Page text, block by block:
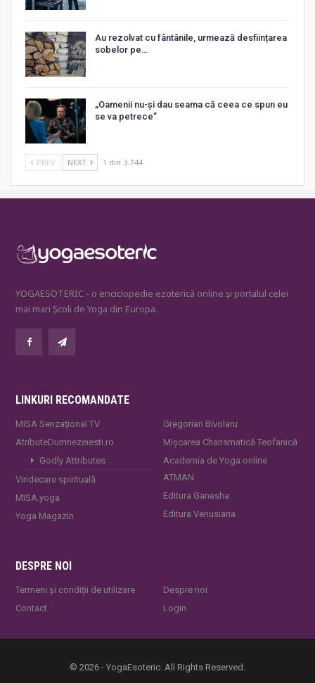
Au rezolvat cu fântânile, urmează desființarea
sobelor pe…
„Oamenii nu-și dau seama că ceea ce spun eu
se va petrece”
PREV NEXT 1 din 3.744
YOGAESOTERIC - o enciclopedie ezoterică online și portalul celei
mai mari Școli de Yoga din Europa.
LINKURI RECOMANDATE
MISA Senzaţional TV
AtributeDumnezeiesti.ro
Godly Attributes
Vindecare spirituală
MISA.yoga
Yoga Magazin
Gregorian Bivolaru
Mișcarea Charismatică Teofanică
Academia de Yoga online
ATMAN
Editura Ganesha
Editura Venusiana
DESPRE NOI
Termeni și condiții de utilizare
Contact
Despre noi
Login
© 2026 - YogaEsoteric. All Rights Reserved.